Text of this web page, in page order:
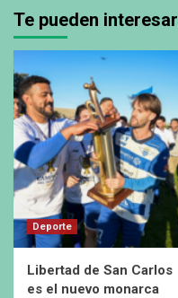
Te pueden interesar
Deporte
Libertad de San Carlos
es el nuevo monarca